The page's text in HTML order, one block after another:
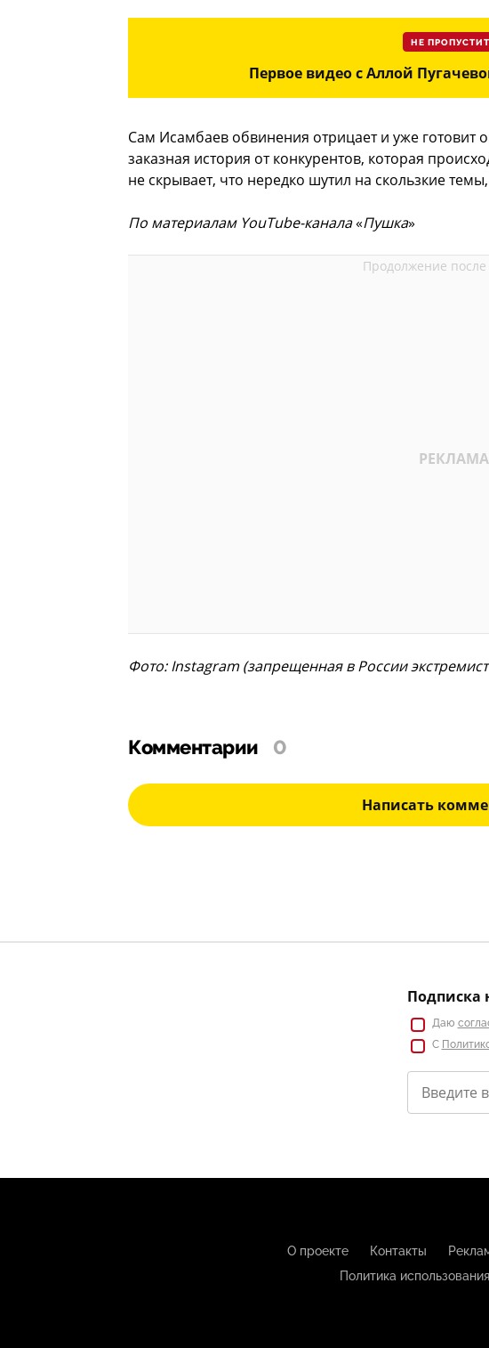
НЕ
Первое видео с Аллой
Сам Исамбаев обвинения отрицает и уже готовит
заказная история от конкурентов, которая
не скрывает, что нередко шутил на скользкие
По материалам YouTube-канала«Пушка»
Фото: Instagram (запрещенная в России
Комментарии 0
Написать
Подписка
Даю
С
О проекте Контакты
Политика